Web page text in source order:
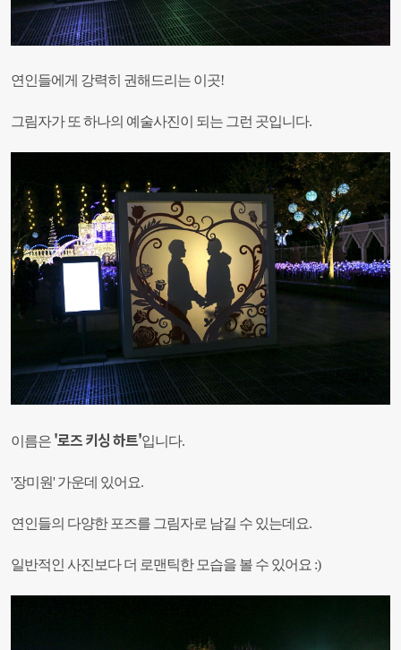
연인들에게 강력히 권해드리는 이곳!
그림자가 또 하나의 예술사진이 되는 그런 곳입니다.
이름은 '로즈 키싱 하트'입니다.
'장미원' 가운데 있어요.
연인들의 다양한 포즈를 그림자로 남길 수 있는데요.
일반적인 사진보다 더 로맨틱한 모습을 볼 수 있어요 :)